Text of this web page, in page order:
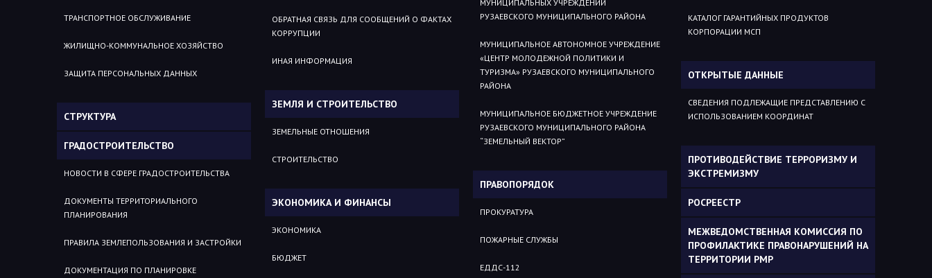
ТРАНСПОРТНОЕ ОБСЛУЖИВАНИЕ
ЖИЛИЩНО-КОММУНАЛЬНОЕ ХОЗЯЙСТВО
ЗАЩИТА ПЕРСОНАЛЬНЫХ ДАННЫХ
СТРУКТУРА
ГРАДОСТРОИТЕЛЬСТВО
НОВОСТИ В СФЕРЕ ГРАДОСТРОИТЕЛЬСТВА
ДОКУМЕНТЫ ТЕРРИТОРИАЛЬНОГО
ПЛАНИРОВАНИЯ
ПРАВИЛА ЗЕМЛЕПОЛЬЗОВАНИЯ И ЗАСТРОЙКИ
ДОКУМЕНТАЦИЯ ПО ПЛАНИРОВКЕ
ОБРАТНАЯ СВЯЗЬ ДЛЯ СООБЩЕНИЙ О ФАКТАХ
КОРРУПЦИИ
ИНАЯ ИНФОРМАЦИЯ
ЗЕМЛЯ И СТРОИТЕЛЬСТВО
ЗЕМЕЛЬНЫЕ ОТНОШЕНИЯ
СТРОИТЕЛЬСТВО
ЭКОНОМИКА И ФИНАНСЫ
ЭКОНОМИКА
БЮДЖЕТ
МУНИЦИПАЛЬНЫХ УЧРЕЖДЕНИЙ
РУЗАЕВСКОГО МУНИЦИПАЛЬНОГО РАЙОНА
МУНИЦИПАЛЬНОЕ АВТОНОМНОЕ УЧРЕЖДЕНИЕ
«ЦЕНТР МОЛОДЕЖНОЙ ПОЛИТИКИ И
ТУРИЗМА» РУЗАЕВСКОГО МУНИЦИПАЛЬНОГО
РАЙОНА
МУНИЦИПАЛЬНОЕ БЮДЖЕТНОЕ УЧРЕЖДЕНИЕ
РУЗАЕВСКОГО МУНИЦИПАЛЬНОГО РАЙОНА
“ЗЕМЕЛЬНЫЙ ВЕКТОР”
ПРАВОПОРЯДОК
ПРОКУРАТУРА
ПОЖАРНЫЕ СЛУЖБЫ
ЕДДС-112
КАТАЛОГ ГАРАНТИЙНЫХ ПРОДУКТОВ
КОРПОРАЦИИ МСП
ОТКРЫТЫЕ ДАННЫЕ
СВЕДЕНИЯ ПОДЛЕЖАЩИЕ ПРЕДСТАВЛЕНИЮ С
ИСПОЛЬЗОВАНИЕМ КООРДИНАТ
ПРОТИВОДЕЙСТВИЕ ТЕРРОРИЗМУ И
ЭКСТРЕМИЗМУ
РОСРЕЕСТР
МЕЖВЕДОМСТВЕННАЯ КОМИССИЯ ПО
ПРОФИЛАКТИКЕ ПРАВОНАРУШЕНИЙ НА
ТЕРРИТОРИИ РМР